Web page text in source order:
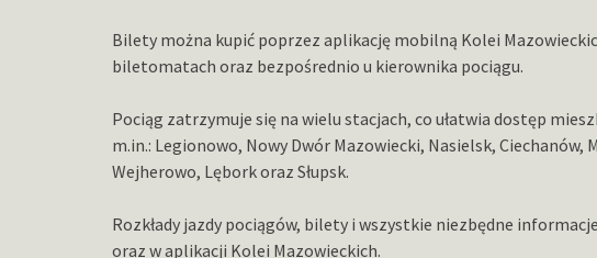
Bilety można kupić poprzez aplikację mobilną Kolei
biletomatach oraz bezpośrednio u kierownika pociągu.
Pociąg zatrzymuje się na wielu stacjach, co ułatwia dostęp
m.in.: Legionowo, Nowy Dwór Mazowiecki, Nasielsk, Ciechanów,
Wejherowo, Lębork oraz Słupsk.
Rozkłady jazdy pociągów, bilety i wszystkie niezbędne
oraz w aplikacji Kolei Mazowieckich.